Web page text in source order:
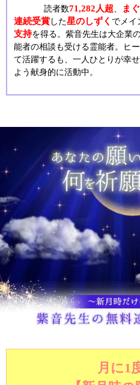
読者数71,282人超 ま
連続受賞した星のしずく でメイ
支持を得る。紫音先生は大企業
能者の相談も受ける霊能者。ヒ
て活躍するも、一人ひとりが幸
よう献身的に活動中。
月に1